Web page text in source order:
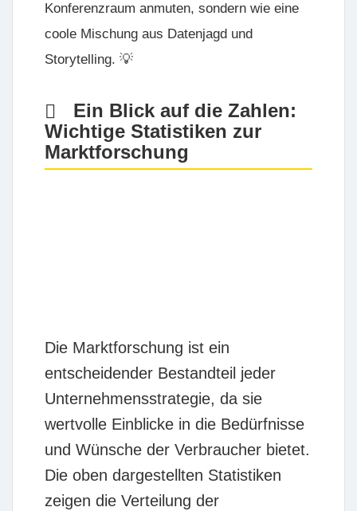
Konferenzraum anmuten, sondern wie eine
coole Mischung aus Datenjagd und
Storytelling. 💡
Ein Blick auf die Zahlen:
Wichtige Statistiken zur
Marktforschung
Die Marktforschung ist ein
entscheidender Bestandteil jeder
Unternehmensstrategie, da sie
wertvolle Einblicke in die Bedürfnisse
und Wünsche der Verbraucher bietet.
Die oben dargestellten Statistiken
zeigen die Verteilung der